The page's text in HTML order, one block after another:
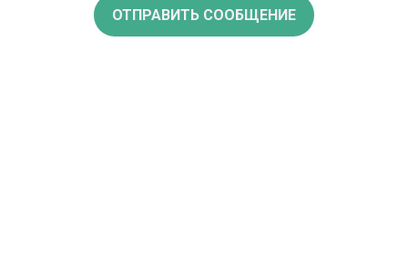
ОТПРАВИТЬ СООБЩЕНИЕ